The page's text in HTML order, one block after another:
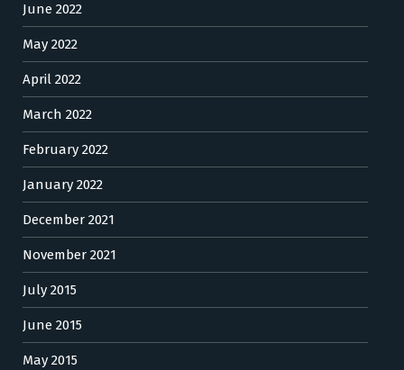
June 2022
May 2022
April 2022
March 2022
February 2022
January 2022
December 2021
November 2021
July 2015
June 2015
May 2015